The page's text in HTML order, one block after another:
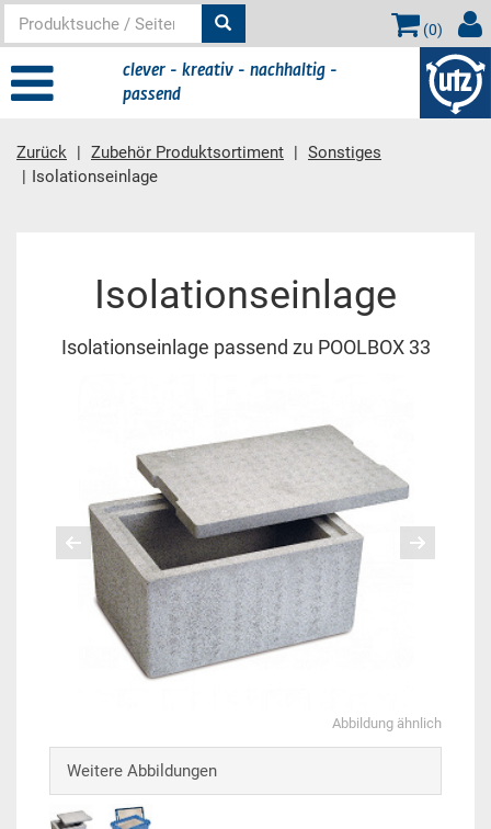
(0)
clever - kreativ - nachhaltig -
passend
Zurück Zubehör Produktsortiment
Sonstiges
Isolationseinlage
Isolationseinlage
Isolationseinlage passend zu POOLBOX 33
Abbildung ähnlich
Weitere Abbildungen